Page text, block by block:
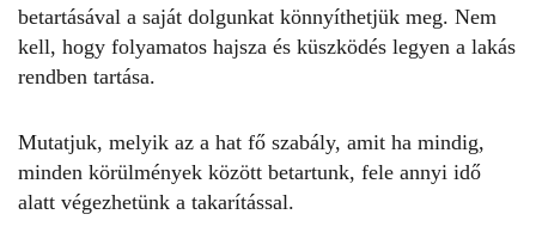
betartásával a saját dolgunkat könnyíthetjük meg. Nem
kell, hogy folyamatos hajsza és küszködés legyen a lakás
rendben tartása.
Mutatjuk, melyik az a hat fő szabály, amit ha mindig,
minden körülmények között betartunk, fele annyi idő
alatt végezhetünk a takarítással.